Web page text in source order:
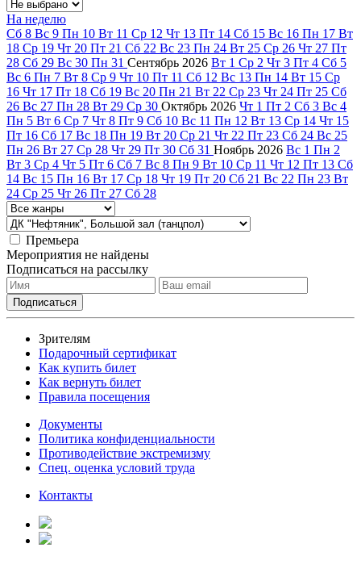
На неделю
Сб 8 Вс 9 Пн 10 Вт 11 Ср 12 Чт 13 Пт 14 Сб 15 Вс 16 Пн 17 Вт
18 Ср 19 Чт 20 Пт 21 Сб 22 Вс 23 Пн 24 Вт 25 Ср 26 Чт 27 Пт
28 Сб 29 Вс 30 Пн 31 Сентябрь 2026 Вт 1 Ср 2 Чт 3 Пт 4 Сб 5
Вс 6 Пн 7 Вт 8 Ср 9 Чт 10 Пт 11 Сб 12 Вс 13 Пн 14 Вт 15 Ср
16 Чт 17 Пт 18 Сб 19 Вс 20 Пн 21 Вт 22 Ср 23 Чт 24 Пт 25 Сб
26 Вс 27 Пн 28 Вт 29 Ср 30 Октябрь 2026 Чт 1 Пт 2 Сб 3 Вс 4
Пн 5 Вт 6 Ср 7 Чт 8 Пт 9 Сб 10 Вс 11 Пн 12 Вт 13 Ср 14 Чт 15
Пт 16 Сб 17 Вс 18 Пн 19 Вт 20 Ср 21 Чт 22 Пт 23 Сб 24 Вс 25
Пн 26 Вт 27 Ср 28 Чт 29 Пт 30 Сб 31 Ноябрь 2026 Вс 1 Пн 2
Вт 3 Ср 4 Чт 5 Пт 6 Сб 7 Вс 8 Пн 9 Вт 10 Ср 11 Чт 12 Пт 13 Сб
14 Вс 15 Пн 16 Вт 17 Ср 18 Чт 19 Пт 20 Сб 21 Вс 22 Пн 23 Вт
24 Ср 25 Чт 26 Пт 27 Сб 28
Премьера
Мероприятия не найдены
Подписаться на рассылку
Зрителям
Подарочный сертификат
Как купить билет
Как вернуть билет
Правила посещения
Документы
Политика конфиденциальности
Противодействие экстремизму
Спец. оценка условий труда
Контакты